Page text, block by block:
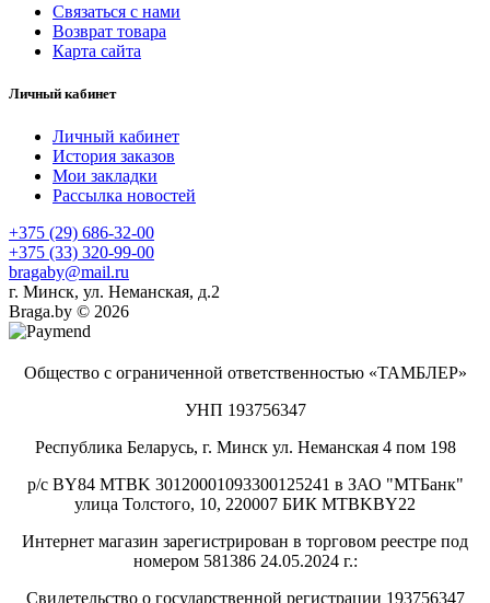
Связаться с нами
Возврат товара
Карта сайта
Личный кабинет
Личный кабинет
История заказов
Мои закладки
Рассылка новостей
+375 (29) 686-32-00
+375 (33) 320-99-00
bragaby@mail.ru
г. Минск, ул. Неманская, д.2
Braga.by © 2026
Общество с ограниченной ответственностью «ТАМБЛЕР»
УНП 193756347
Республика Беларусь, г. Минск ул. Неманская 4 пом 198
р/с BY84 MTBK 30120001093300125241 в ЗАО "МТБанк"
улица Толстого, 10, 220007 БИК MTBKBY22
Интернет магазин зарегистрирован в торговом реестре под
номером 581386 24.05.2024 г.:
Свидетельство о государственной регистрации 193756347